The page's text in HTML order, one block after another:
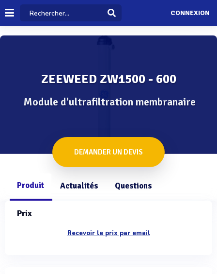
CONNEXION
ZEEWEED ZW1500 - 600
Module d'ultrafiltration membranaire
DEMANDER UN DEVIS
Produit Actualités Questions
Prix
Recevoir le prix par email